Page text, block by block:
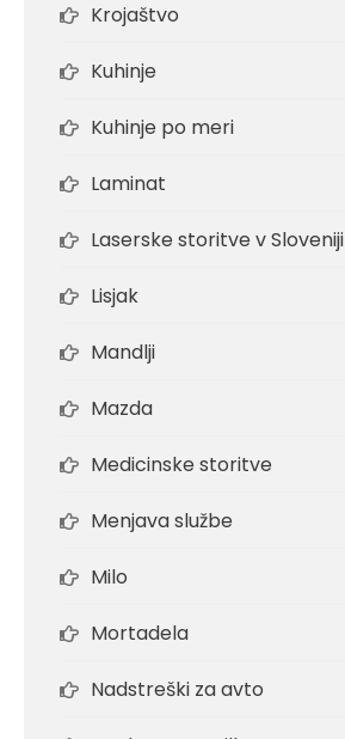
Krojaštvo
Kuhinje
Kuhinje po meri
Laminat
Laserske storitve v Sloveniji
Lisjak
Mandlji
Mazda
Medicinske storitve
Menjava službe
Milo
Mortadela
Nadstreški za avto